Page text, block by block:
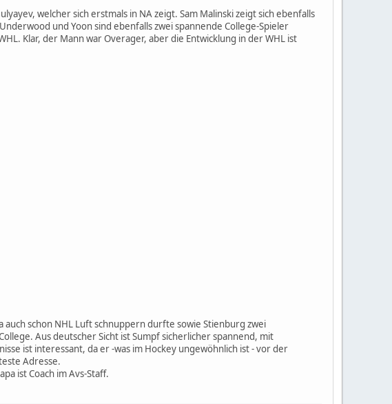
welcher sich erstmals in NA zeigt. Sam Malinski zeigt sich ebenfalls
und Yoon sind ebenfalls zwei spannende College-Spieler
Klar, der Mann war Overager, aber die Entwicklung in der WHL ist
schon NHL Luft schnuppern durfte sowie Stienburg zwei
Aus deutscher Sicht ist Sumpf sicherlicher spannend, mit
ist interessant, da er -was im Hockey ungewöhnlich ist - vor der
Adresse.
ist Coach im Avs-Staff.